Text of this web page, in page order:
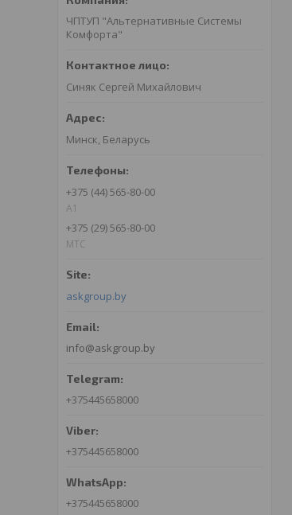
ЧПТУП "Альтернативные Системы
Комфорта"
Синяк Сергей Михайлович
Минск, Беларусь
+375 (44) 565-80-00
A1
+375 (29) 565-80-00
МТС
askgroup.by
info@askgroup.by
+375445658000
+375445658000
+375445658000